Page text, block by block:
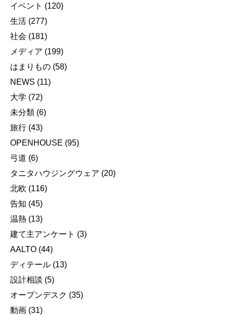
イベント (120)
生活 (277)
社会 (181)
メディア (199)
はまりもの (58)
NEWS (11)
大学 (72)
未分類 (6)
旅行 (43)
OPENHOUSE (95)
弓道 (6)
タニタハウジングウェア (20)
北欧 (116)
告知 (45)
温熱 (13)
建て主アンケート (3)
AALTO (44)
ディテール (13)
設計相談 (5)
オープンデスク (35)
動画 (31)